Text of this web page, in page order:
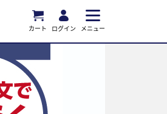
カート ログイン メニュー